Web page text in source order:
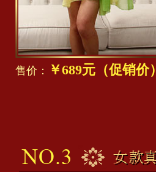
售价： ￥689元（促销价）